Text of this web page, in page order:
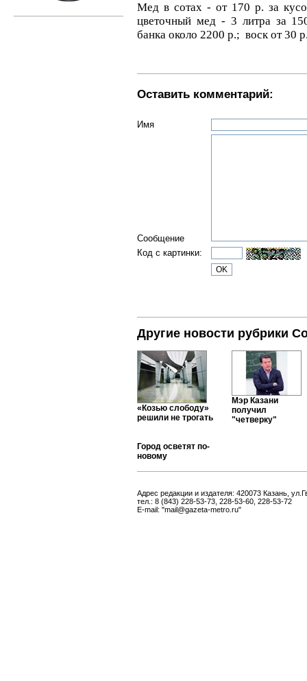
Мед в сотах - от 170 р. за
цветочный мед - 3 литра за
банка около 2200 р.; воск от 30
Оставить комментарий:
Имя
Сообщение
Код с картинки:
Другие новости рубрики
«Козью слободу»
решили не трогать
Мэр Казани
получил
"четверку"
Город осветят по-
новому
Адрес редакции и издателя: 420073 Казань,
тел.: 8 (843) 228-53-73, 228-53-60, 228-53-72
E-mail: "mail@gazeta-metro.ru"